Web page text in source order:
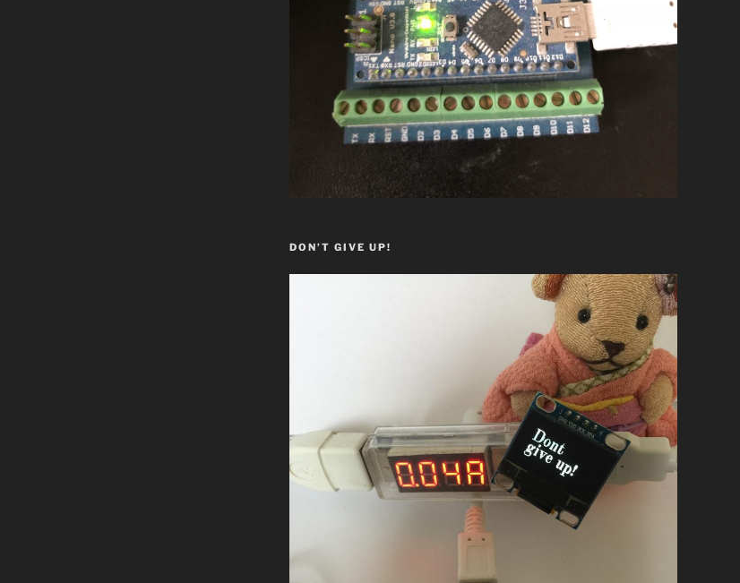
DON’T GIVE UP!